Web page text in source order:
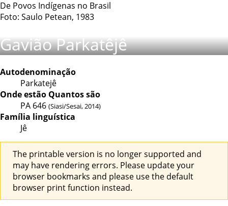
De Povos Indígenas no Brasil
Foto: Saulo Petean, 1983
Gavião Parkatêjê
Autodenominação
Parkatejê
Onde estão Quantos são
PA 646 (Siasi/Sesai, 2014)
Família linguística
Jê
The printable version is no longer supported and
may have rendering errors. Please update your
browser bookmarks and please use the default
browser print function instead.